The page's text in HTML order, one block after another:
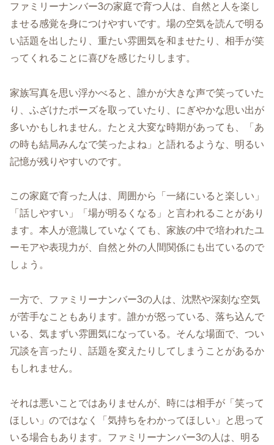
ファミリーナンバー3の家庭で育つ人は、自然と人を楽し
ませる感覚を身につけやすいです。場の空気を読んで明る
い話題を出したり、重たい雰囲気を和ませたり、相手が笑
ってくれることに喜びを感じたりします。
家族写真を思い浮かべると、誰かが大きな声で笑っていた
り、ふざけたポーズを取っていたり、にぎやかな思い出が
多いかもしれません。たとえ大変な時期があっても、「あ
の時も結局みんなで笑ったよね」と語れるような、明るい
記憶が残りやすいのです。
この家庭で育った人は、周囲から「一緒にいると楽しい」
「話しやすい」「場が明るくなる」と言われることがあり
ます。本人が意識していなくても、家族の中で培われたユ
ーモアや表現力が、自然と外の人間関係にも出ているので
しょう。
一方で、ファミリーナンバー3の人は、沈黙や深刻な空気
が苦手なこともあります。誰かが怒っている、落ち込んで
いる、気まずい雰囲気になっている。そんな場面で、つい
冗談を言ったり、話題を変えたりしてしまうことがあるか
もしれません。
それは悪いことではありませんが、時には相手が「笑って
ほしい」のではなく「気持ちをわかってほしい」と思って
いる場合もあります。ファミリーナンバー3の人は、明る